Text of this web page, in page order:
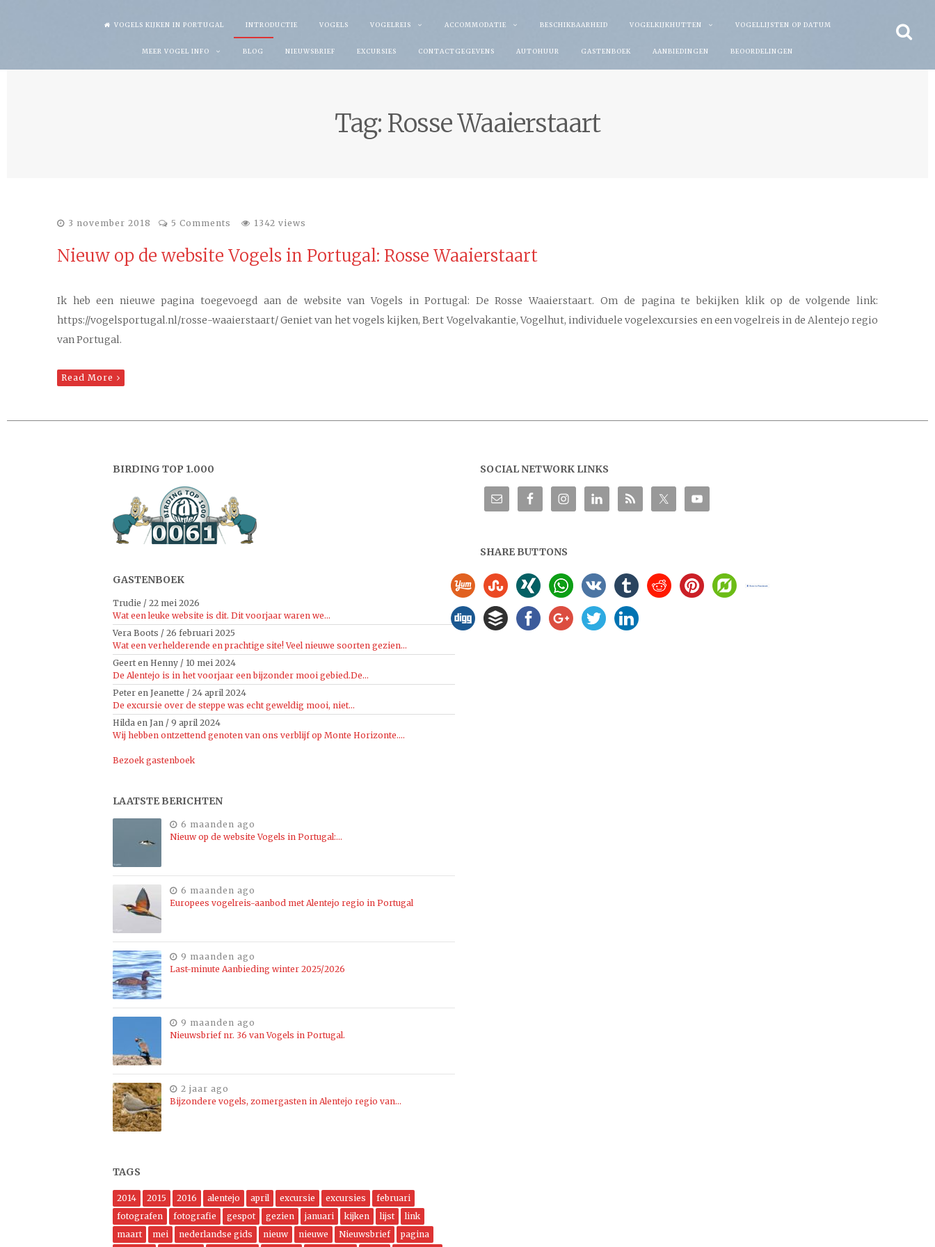
VOGELS KIJKEN IN PORTUGAL INTRODUCTIE VOGELS VOGELREIS ACCOMMODATIE BESCHIKBAARHEID VOGELKIJKHUTTEN VOGELLIJSTEN OP DATUM
MEER VOGEL INFO BLOG NIEUWSBRIEF EXCURSIES CONTACTGEGEVENS AUTOHUUR GASTENBOEK AANBIEDINGEN BEOORDELINGEN
Tag: Rosse Waaierstaart
3 november 2018 5 Comments 1342 views
Nieuw op de website Vogels in Portugal: Rosse Waaierstaart
Ik heb een nieuwe pagina toegevoegd aan de website van Vogels in Portugal: De Rosse Waaierstaart. Om de pagina te bekijken klik op de volgende link:
https://vogelsportugal.nl/rosse-waaierstaart/ Geniet van het vogels kijken, Bert Vogelvakantie, Vogelhut, individuele vogelexcursies en een vogelreis in de Alentejo regio
van Portugal.
Read More
BIRDING TOP 1.000
GASTENBOEK
Trudie / 22 mei 2026
Wat een leuke website is dit. Dit voorjaar waren we...
Vera Boots / 26 februari 2025
Wat een verhelderende en prachtige site! Veel nieuwe soorten gezien...
Geert en Henny / 10 mei 2024
De Alentejo is in het voorjaar een bijzonder mooi gebied.De...
Peter en Jeanette / 24 april 2024
De excursie over de steppe was echt geweldig mooi, niet...
Hilda en Jan / 9 april 2024
Wij hebben ontzettend genoten van ons verblijf op Monte Horizonte....
Bezoek gastenboek
LAATSTE BERICHTEN
6 maanden ago
Nieuw op de website Vogels in Portugal:…
6 maanden ago
Europees vogelreis-aanbod met Alentejo regio in Portugal
9 maanden ago
Last-minute Aanbieding winter 2025/2026
9 maanden ago
Nieuwsbrief nr. 36 van Vogels in Portugal.
2 jaar ago
Bijzondere vogels, zomergasten in Alentejo regio van…
TAGS
2014 2015 2016 alentejo april excursie excursies
februari
fotografen
fotografie gespot gezien januari kijken lijst
link
maart
mei nederlandse gids nieuw nieuwe Nieuwsbrief pagina
SOCIAL NETWORK LINKS
SHARE BUTTONS